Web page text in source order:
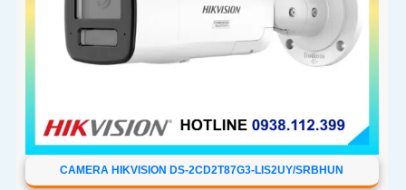
CAMERA HIKVISION DS-2CD2T87G3-LIS2UY/SRBHUN